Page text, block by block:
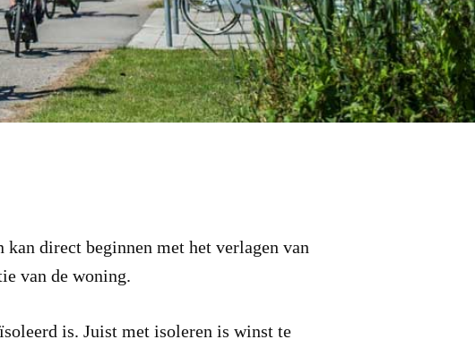
direct beginnen met het verlagen van
van de woning.
is. Juist met isoleren is winst te